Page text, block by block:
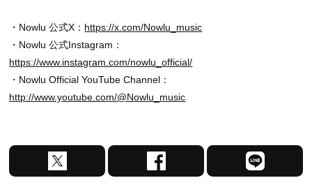
・Nowlu 公式X： https://x.com/Nowlu_music
・Nowlu 公式Instagram：
https://www.instagram.com/nowlu_official/
・Nowlu Official YouTube Channel：
http://www.youtube.com/@Nowlu_music
X
で
F
a
L
I